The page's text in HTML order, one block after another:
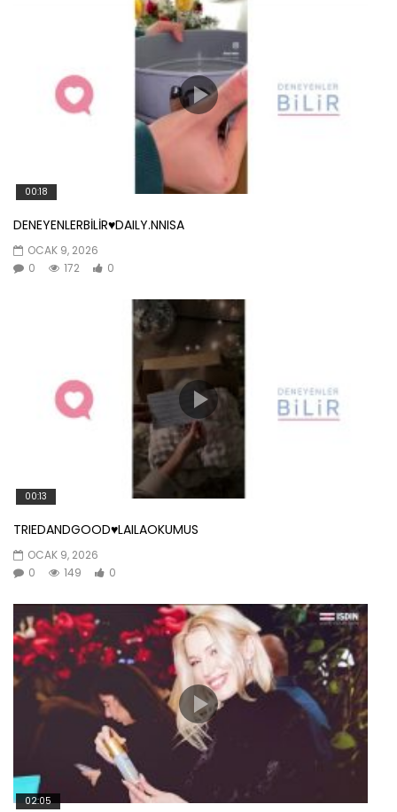
00:18
DENEYENLERBİLİR♥️DAILY.NNISA
OCAK 9, 2026
0
172 0
00:13
TRIEDANDGOOD♥️LAILAOKUMUS
OCAK 9, 2026
0
149 0
02:05